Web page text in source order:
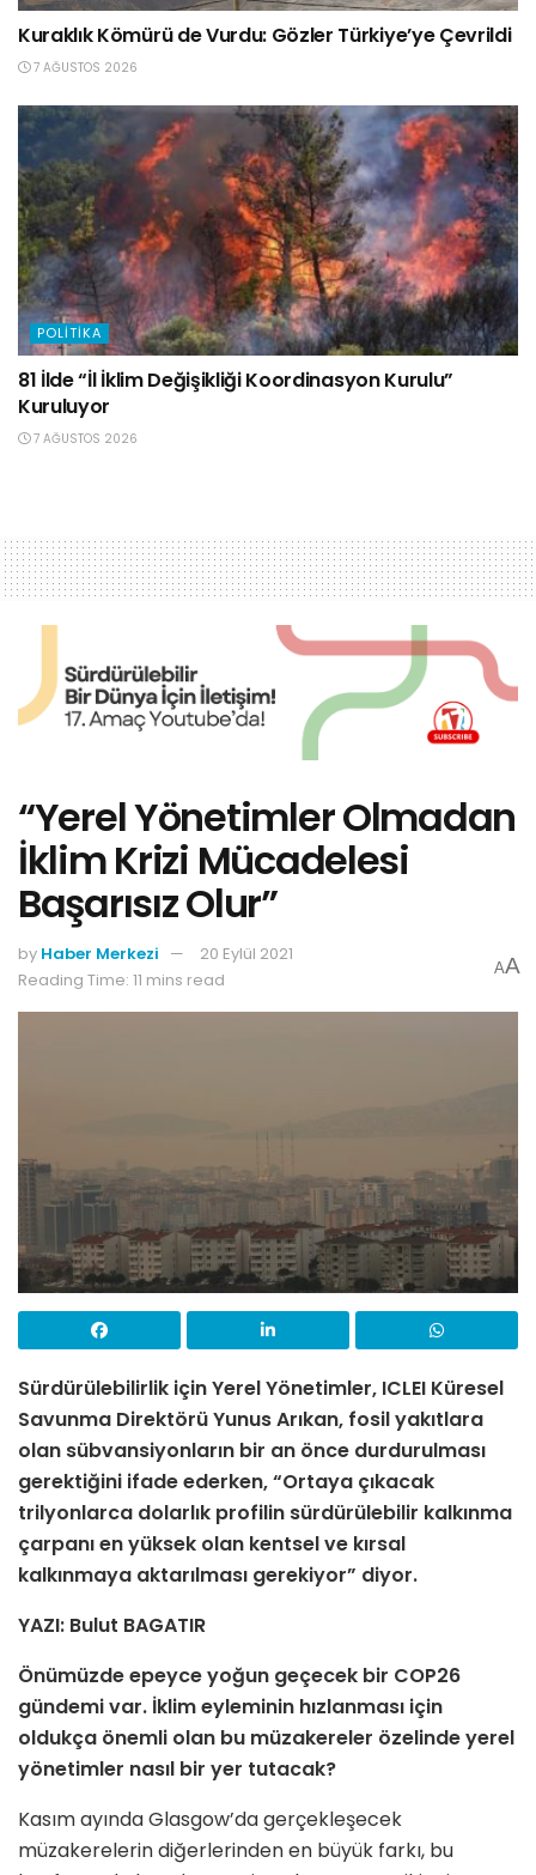
Kuraklık Kömürü de Vurdu: Gözler Türkiye’ye Çevrildi
7 AĞUSTOS 2026
POLITIKA
81 İlde “İl İklim Değişikliği Koordinasyon Kurulu”
Kuruluyor
7 AĞUSTOS 2026
“Yerel Yönetimler Olmadan
İklim Krizi Mücadelesi
Başarısız Olur”
by Haber Merkezi
20 Eylül 2021
Reading Time: 11 mins read
AA
Sürdürülebilirlik için Yerel Yönetimler, ICLEI Küresel
Savunma Direktörü Yunus Arıkan, fosil yakıtlara
olan sübvansiyonların bir an önce durdurulması
gerektiğini ifade ederken, “Ortaya çıkacak
trilyonlarca dolarlık profilin sürdürülebilir kalkınma
çarpanı en yüksek olan kentsel ve kırsal
kalkınmaya aktarılması gerekiyor” diyor.
YAZI: Bulut BAGATIR
Önümüzde epeyce yoğun geçecek bir COP26
gündemi var. İklim eyleminin hızlanması için
oldukça önemli olan bu müzakereler özelinde yerel
yönetimler nasıl bir yer tutacak?
Kasım ayında Glasgow’da gerçekleşecek
müzakerelerin diğerlerinden en büyük farkı, bu